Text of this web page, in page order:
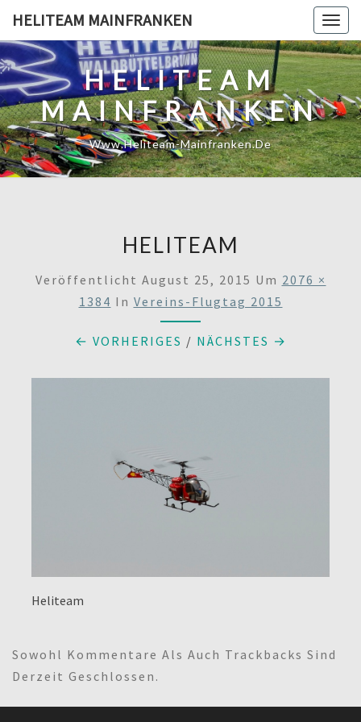
content
HELITEAM MAINFRANKEN
HELITEAM
MAINFRANKEN
Www.heliteam-Mainfranken.de
HELITEAM
Veröffentlicht August 25, 2015 Um 2076 ×
1384 In Vereins-Flugtag 2015
← VORHERIGES / NÄCHSTES →
Heliteam
Sowohl Kommentare Als Auch Trackbacks Sind
Derzeit Geschlossen.